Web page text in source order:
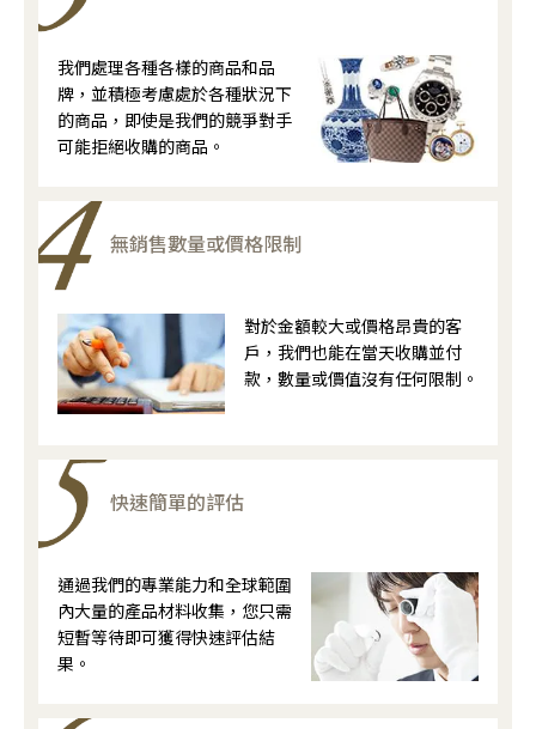
我們處理各種各樣的商品和品
牌，並積極考慮處於各種狀況下
的商品，即使是我們的競爭對手
可能拒絕收購的商品。
無銷售數量或價格限制
對於金額較大或價格昂貴的客
戶，我們也能在當天收購並付
款，數量或價值沒有任何限制。
快速簡單的評估
通過我們的專業能力和全球範圍
內大量的產品材料收集，您只需
短暫等待即可獲得快速評估結
果。